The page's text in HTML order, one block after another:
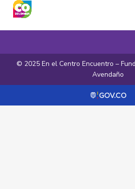
© 2025 En el Centro Encuentro –
Avendaño